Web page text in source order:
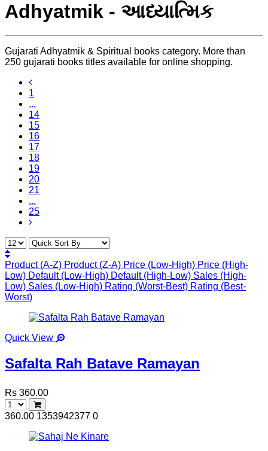
Adhyatmik - આધ્યાત્મિક
Gujarati Adhyatmik & Spiritual books category. More than
250 gujarati books titles available for online shopping.
1
...
14
15
16
17
18
19
20
21
...
25
Product (A-Z) Product (Z-A) Price (Low-High) Price (High-
Low) Default (Low-High) Default (High-Low) Sales (High-
Low) Sales (Low-High) Rating (Worst-Best) Rating (Best-
Worst)
Quick View
Safalta Rah Batave Ramayan
Rs 360.00
360.00 1353942377 0